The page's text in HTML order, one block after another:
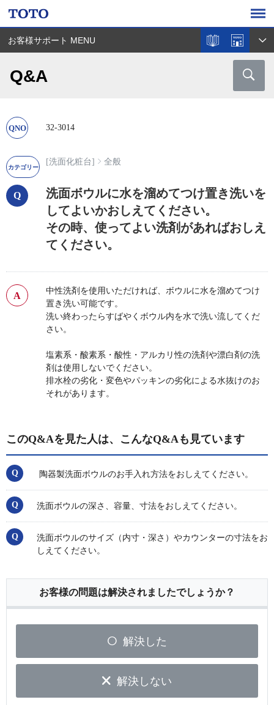
お客様サポート MENU
Q&A
32-3014
[洗面化粧台] 全般
洗面ボウルに水を溜めてつけ置き洗いを
してよいかおしえてください。
その時、使ってよい洗剤があればおしえ
てください。
中性洗剤を使用いただければ、ボウルに水を溜めてつけ
置き洗い可能です。
洗い終わったらすばやくボウル内を水で洗い流してくだ
さい。
塩素系・酸素系・酸性・アルカリ性の洗剤や漂白剤の洗
剤は使用しないでください。
排水栓の劣化・変色やパッキンの劣化による水抜けのお
それがあります。
このQ&Aを見た人は、こんなQ&Aも見ています
陶器製洗面ボウルのお手入れ方法をおしえてください。
洗面ボウルの深さ、容量、寸法をおしえてください。
洗面ボウルのサイズ（内寸・深さ）やカウンターの寸法をお
しえてください。
お客様の問題は解決されましたでしょうか？
解決した
解決しない